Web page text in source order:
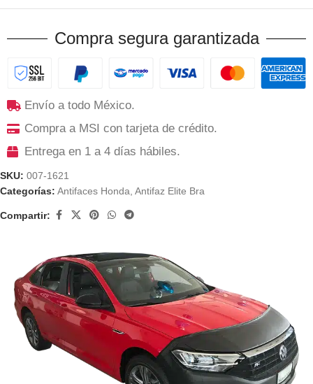
Compra segura garantizada
Envío a todo México.
Compra a MSI con tarjeta de crédito.
Entrega en 1 a 4 días hábiles.
SKU: 007-1621
Categorías: Antifaces Honda Antifaz Elite Bra
Compartir: